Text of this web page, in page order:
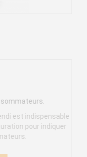
est indispensable
pour indiquer